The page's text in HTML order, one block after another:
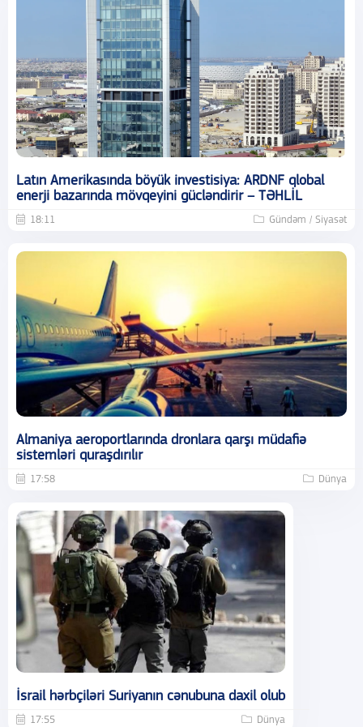
Latın Amerikasında böyük investisiya: ARDNF qlobal
enerji bazarında mövqeyini gücləndirir – TƏHLİL
18:11 Gündəm / Siyasət
Almaniya aeroportlarında dronlara qarşı müdafiə
sistemləri quraşdırılır
17:58 Dünya
İsrail hərbçiləri Suriyanın cənubuna daxil olub
17:55 Dünya